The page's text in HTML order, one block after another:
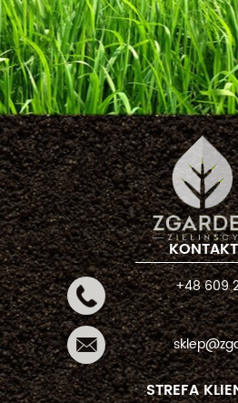
KONTAKT
+48 609
STREFA